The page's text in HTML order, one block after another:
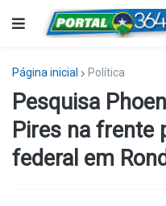
Página inicial Política
Pesquisa
Pires na frente
federal em